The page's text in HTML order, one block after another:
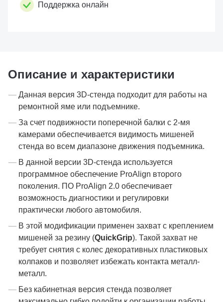
Поддержка онлайн
Описание и характеристики
Данная версия 3D-стенда подходит для работы на
ремонтной яме или подъемнике.
За счет подвижности поперечной балки с 2-мя
камерами обеспечивается видимость мишеней
стенда во всем диапазоне движения подъемника.
В данной версии 3D-стенда используется
программное обеспечение ProAlign второго
поколения. ПО ProAlign 2.0 обеспечивает
возможность диагностики и регулировки
практически любого автомобиля.
В этой модификации применен захват с креплением
мишеней за резину (QuickGrip). Такой захват не
требует снятия с колес декоративных пластиковых
колпаков и позволяет избежать контакта металл-
металл.
Без кабинетная версия стенда позволяет